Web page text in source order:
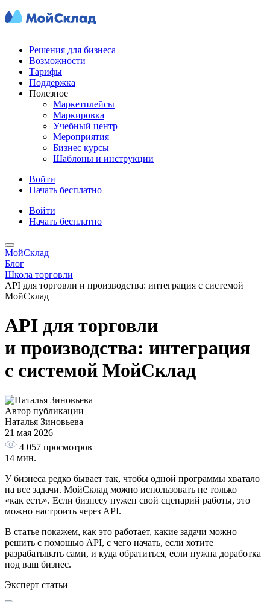
Решения для бизнеса
Возможности
Тарифы
Поддержка
Полезное
Маркетплейсы
Маркировка
Учебный центр
Мероприятия
Бизнес курсы
Шаблоны и инструкции
Войти
Начать бесплатно
Войти
Начать бесплатно
МойСклад
Блог
Школа торговли
API для торговли и производства: интеграция с системой
МойСклад
API для торговли
и производства: интеграция
с системой МойСклад
Автор публикации
Наталья Зиновьева
21 мая 2026
4 057 просмотров
14 мин.
У бизнеса редко бывает так, чтобы одной программы хватало
на все задачи. МойСклад можно использовать не только
«как есть». Если бизнесу нужен свой сценарий работы, это
можно настроить через API.
В статье покажем, как это работает, какие задачи можно
решить с помощью API, с чего начать, если хотите
разрабатывать сами, и куда обратиться, если нужна доработка
под ваш бизнес.
Эксперт статьи